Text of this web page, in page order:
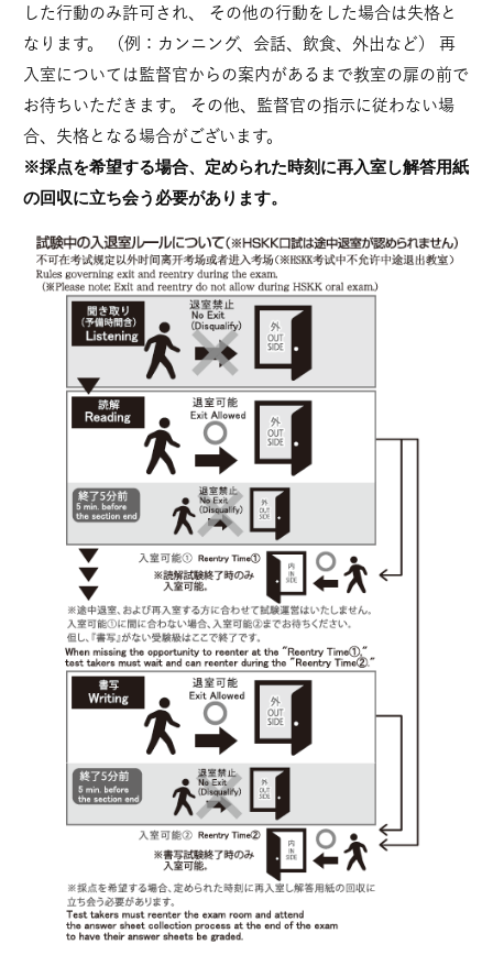
した行動のみ許可され、 その他の行動をした場合は失格と
なります。 （例：カンニング、会話、飲食、外出など） 再
入室については監督官からの案内があるまで教室の扉の前で
お待ちいただきます。 その他、監督官の指示に従わない場
合、失格となる場合がございます。
※採点を希望する場合、定められた時刻に再入室し解答用紙
の回収に立ち会う必要があります。